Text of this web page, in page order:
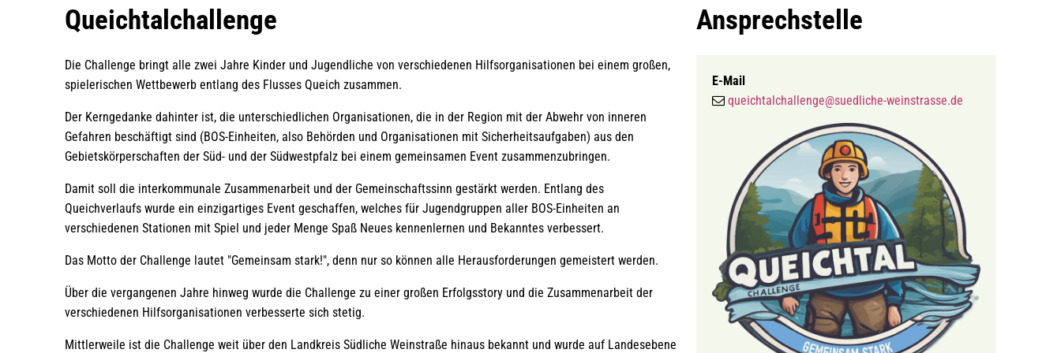
Qeichtalchallenge
Queichtalchallenge
Die Challenge bringt alle zwei Jahre Kinder und Jugendliche von verschiedenen Hilfsorganisationen bei einem großen,
spielerischen Wettbewerb entlang des Flusses Queich zusammen.
Der Kerngedanke dahinter ist, die unterschiedlichen Organisationen, die in der Region mit der Abwehr von inneren
Gefahren beschäftigt sind (BOS-Einheiten, also Behörden und Organisationen mit Sicherheitsaufgaben) aus den
Gebietskörperschaften der Süd- und der Südwestpfalz bei einem gemeinsamen Event zusammenzubringen.
Damit soll die interkommunale Zusammenarbeit und der Gemeinschaftssinn gestärkt werden. Entlang des
Queichverlaufs wurde ein einzigartiges Event geschaffen, welches für Jugendgruppen aller BOS-Einheiten an
verschiedenen Stationen mit Spiel und jeder Menge Spaß Neues kennenlernen und Bekanntes verbessert.
Das Motto der Challenge lautet "Gemeinsam stark!", denn nur so können alle Herausforderungen gemeistert werden.
Über die vergangenen Jahre hinweg wurde die Challenge zu einer großen Erfolgsstory und die Zusammenarbeit der
verschiedenen Hilfsorganisationen verbesserte sich stetig.
Mittlerweile ist die Challenge weit über den Landkreis Südliche Weinstraße hinaus bekannt und wurde auf Landesebene
Ansprechstelle
E-Mail
queichtalchallenge@suedliche-weinstrasse.de